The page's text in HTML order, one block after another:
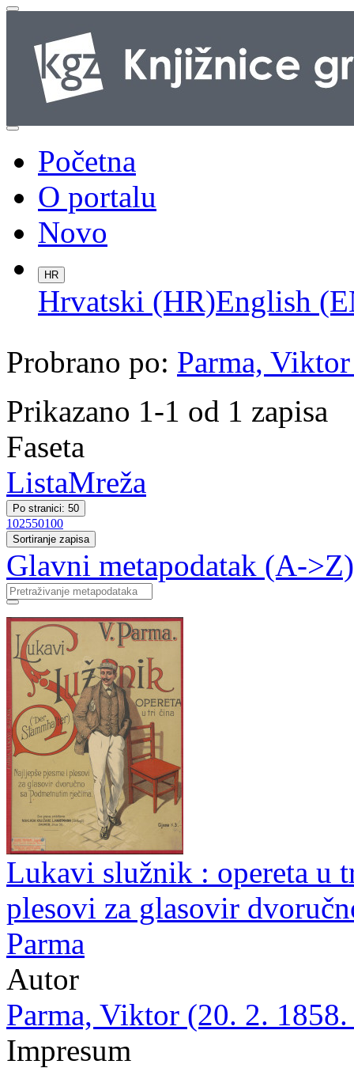
Početna
O portalu
Novo
HR
Hrvatski (HR)English
Probrano po: Parma,
Prikazano 1-1 od 1 zapisa
Faseta
ListaMreža
Po stranici: 50
102550100
Sortiranje zapisa
Glavni metapodatak (A->Z)
Lukavi služnik : opereta u
plesovi za glasovir
Parma
Autor
Parma, Viktor (20. 2.
Impresum